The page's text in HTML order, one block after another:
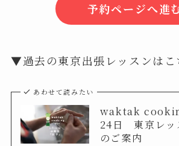
予約ページへ進
▼過去の東京出張レッスンはこ
あわせて読みたい
waktak
24日 東京レッ
のご案内